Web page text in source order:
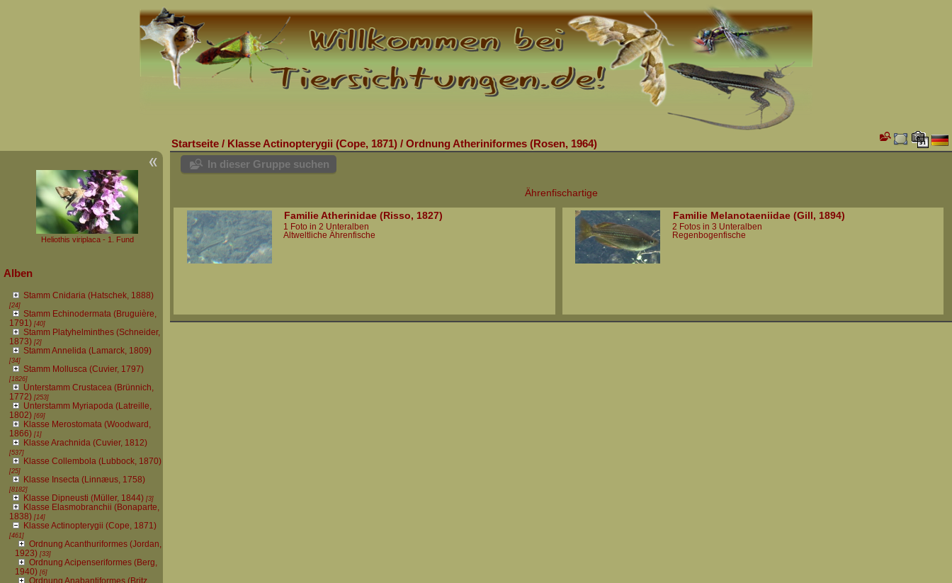
Heliothis viriplaca - 1. Fund
Alben
Stamm Cnidaria (Hatschek, 1888)
[24]
Stamm Echinodermata (Bruguière,
1791)[40]
Stamm Platyhelminthes (Schneider,
1873)[2]
Stamm Annelida (Lamarck, 1809)
[34]
Stamm Mollusca (Cuvier, 1797)
[1826]
Unterstamm Crustacea (Brünnich,
1772)[253]
Unterstamm Myriapoda (Latreille,
1802)[69]
Klasse Merostomata (Woodward,
1866)[1]
Klasse Arachnida (Cuvier, 1812)
[537]
Klasse Collembola (Lubbock, 1870)
[25]
Klasse Insecta (Linnæus, 1758)
[8182]
Klasse Dipneusti (Müller, 1844)[3]
Klasse Elasmobranchii (Bonaparte,
1838)[14]
Klasse Actinopterygii (Cope, 1871)
[461]
Ordnung Acanthuriformes (Jordan,
1923)[33]
Ordnung Acipenseriformes (Berg,
1940)[6]
Ordnung Anabantiformes (Britz,
Startseite / Klasse Actinopterygii (Cope, 1871) / Ordnung Atheriniformes (Rosen, 1964)
In dieser Gruppe suchen
Ährenfischartige
Familie Atherinidae (Risso, 1827)
1 Foto in 2 Unteralben
Altweltliche Ährenfische
Familie Melanotaeniidae (Gill, 1894)
2 Fotos in 3 Unteralben
Regenbogenfische